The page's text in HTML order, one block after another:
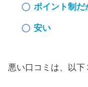
ポイント制だ
安い
悪い口コミは、以下